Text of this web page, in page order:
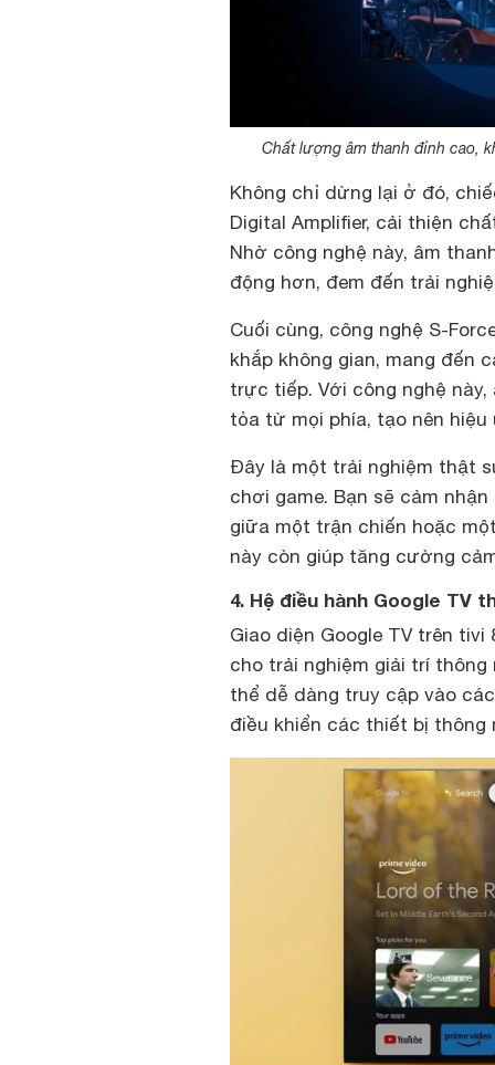
Chất lượng âm thanh đỉnh cao,
Không chỉ dừng lại ở đó,
Digital Amplifier, cải thiện
Nhờ công nghệ này, âm
động hơn, đem đến trải
Cuối cùng, công nghệ S-
khắp không gian, mang đến
trực tiếp. Với công nghệ
tỏa từ mọi phía, tạo nên
Đây là một trải nghiệm thật
chơi game. Bạn sẽ cảm
giữa một trận chiến hoặc
này còn giúp tăng cường
4. Hệ điều hành Google TV
Giao diện Google TV trên tivi
cho trải nghiệm giải trí thông
thể dễ dàng truy cập vào
điều khiển các thiết bị thông